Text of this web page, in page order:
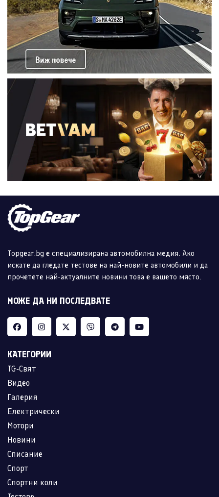
Topgear.bg е специализирана автомобилна медия. Ако
искате да гледате тестове на най-новите автомобили и да
прочетете най-актуалните новини това е вашето място.
МОЖЕ ДА НИ ПОСЛЕДВАТЕ
КАТЕГОРИИ
TG-Свят
Видео
Галерия
Електрически
Мотори
Новини
Списание
Спорт
Спортни коли